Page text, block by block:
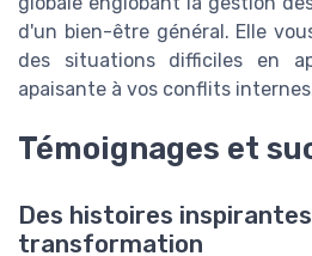
d'un bien-être général. Elle
des situations difficiles en
apaisante à vos conflits
Témoignages et
Des histoires
transformation